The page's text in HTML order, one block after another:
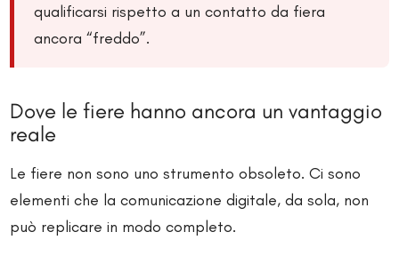
qualificarsi rispetto a un contatto da fiera
ancora “freddo”.
Dove le fiere hanno ancora un vantaggio
reale
Le fiere non sono uno strumento obsoleto. Ci sono
elementi che la comunicazione digitale, da sola, non
può replicare in modo completo.